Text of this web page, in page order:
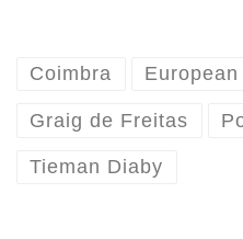
Coimbra European
Graig de Freitas
Tieman Diaby